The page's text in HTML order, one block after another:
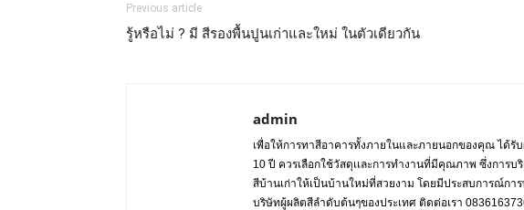
Previous article
รู้หรือไม่ ? มี สีรองพื้นปูนเก่าและใหม่ ในตัวเดียวกัน
admin
เพื่อให้การทาสีอาคารทั้งภายในและภายนอกของคุณ ได้
10 ปี ควรเลือกใช้วัสดุเเละการทำงานที่มีคุณภาพ ซึ่งการบ
สีบ้านเก่าให้เป็นบ้านใหม่ที่สวยงาม โดยมีประสบการณ์กา
บริษัทผู้ผลิตสีลำดับต้นๆของประเทศ ติดต่อเรา